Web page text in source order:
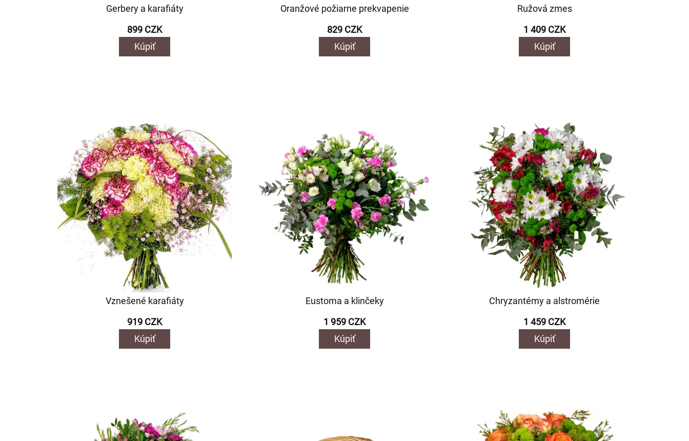
Gerbery a karafiáty
899 CZK
Kúpiť
Oranžové požiarne prekvapenie
829 CZK
Kúpiť
Ružová zmes
1 409 CZK
Kúpiť
Vznešené karafiáty
919 CZK
Kúpiť
Eustoma a klinčeky
1 959 CZK
Kúpiť
Chryzantémy a alstromérie
1 459 CZK
Kúpiť